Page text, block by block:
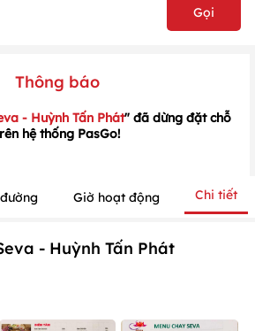
Gọi
Thông báo
- Huỳnh Tấn Phát" đã dừng đặt chỗ
hệ thống PasGo!
Giờ hoạt động Chi tiết
- Huỳnh Tấn Phát